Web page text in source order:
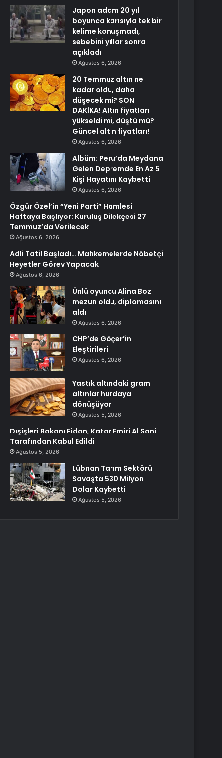
Japon adam 20 yıl
boyunca karısıyla tek bir
kelime konuşmadı,
sebebini yıllar sonra
açıkladı
Ağustos 6, 2026
20 Temmuz altın ne
kadar oldu, daha
düşecek mi? SON
DAKİKA! Altın fiyatları
yükseldi mi, düştü mü?
Güncel altın fiyatları!
Ağustos 6, 2026
Albüm: Peru’da Meydana
Gelen Depremde En Az 5
Kişi Hayatını Kaybetti
Ağustos 6, 2026
Özgür Özel’in “Yeni Parti” Hamlesi
Haftaya Başlıyor: Kuruluş Dilekçesi 27
Temmuz’da Verilecek
Ağustos 6, 2026
Adli Tatil Başladı… Mahkemelerde Nöbetçi
Heyetler Görev Yapacak
Ağustos 6, 2026
Ünlü oyuncu Alina Boz
mezun oldu, diplomasını
aldı
Ağustos 6, 2026
CHP’de Göçer’in
Eleştirileri
Ağustos 6, 2026
Yastık altındaki gram
altınlar hurdaya
dönüşüyor
Ağustos 5, 2026
Dışişleri Bakanı Fidan, Katar Emiri Al Sani
Tarafından Kabul Edildi
Ağustos 5, 2026
Lübnan Tarım Sektörü
Savaşta 530 Milyon
Dolar Kaybetti
Ağustos 5, 2026